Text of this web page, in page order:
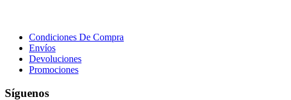
Condiciones De Compra
Envíos
Devoluciones
Promociones
Síguenos